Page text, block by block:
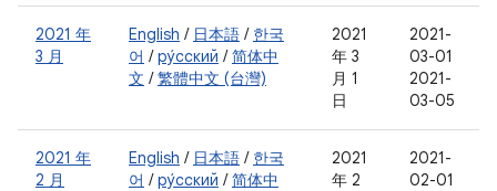
2021 年
3 月
English / 日本語 / 한국
어 /ру́сский /简体中
文 /繁體中文 (台灣)
2021
年 3
月 1
日
2021-
03-01
2021-
03-05
2021 年
2 月
English / 日本語 / 한국
어 /ру́сский /简体中
2021
年 2
2021-
02-01